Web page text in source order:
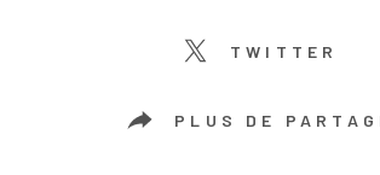
TWITTER
PLUS DE